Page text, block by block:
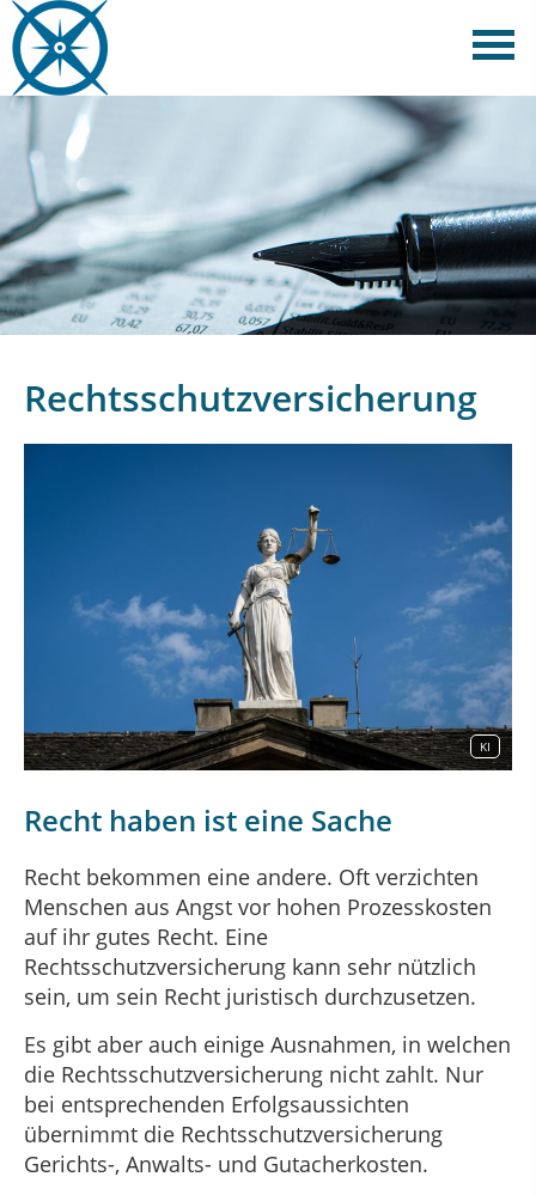
Rechtsschutzversicherung
KI
Recht haben ist eine Sache
Recht bekommen eine andere. Oft verzichten
Menschen aus Angst vor hohen Prozesskosten
auf ihr gutes Recht. Eine
Rechtsschutzversicherung kann sehr nützlich
sein, um sein Recht juristisch durchzusetzen.
Es gibt aber auch einige Ausnahmen, in welchen
die Rechtsschutzversicherung nicht zahlt. Nur
bei entsprechenden Erfolgsaussichten
übernimmt die Rechtsschutzversicherung
Gerichts-, Anwalts- und Gutacherkosten.